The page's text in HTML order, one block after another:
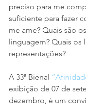
preciso para me
suficiente para fazer
me ame? Quais são
linguagem? Quais os
representações?
A 33ª Bienal
exibição de 07 de
dezembro, é um